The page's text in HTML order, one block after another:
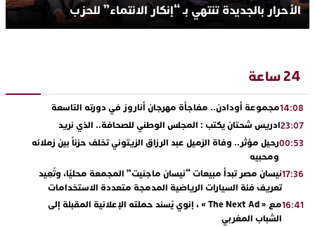
الأحرار بالجديدة تنتهي بـ “إنكار الانتماء” للحزب
24 ساعة
14:08مجموعة أودادن.. مفاجأة مهرجان أناروز في دورته التاسعة
23:07ادريس شحتان يكتب : المجلس الوطني للصحافة.. الذي نريد
00:53رحيل مؤثر.. وفاة الزميل عبد الرزاق الزيتوني تخلف حزناً بين زملائه
ومحبيه
17:36نيسان مصر تبدأ مبيعات “نيسان ماجنيت” المجمعة محليًا، وتُعِيد
تعريف فئة السيارات الرياضية المدمجة متعددة الاستخدامات
16:41
مع « The Next Ad » ، إنوي يُسند حملته الإعلانية المقبلة إلى
الشباب المغربي